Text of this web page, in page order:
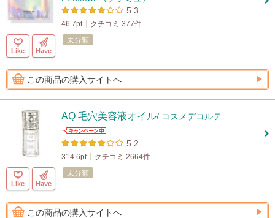
5.3
46.7pt クチコミ 377件
Like Have
未分類
この商品の購入サイトへ
AQ 毛穴美容液オイル/ コスメデコルテ
5.2
314.6pt クチコミ 2664件
Like Have
未分類
この商品の購入サイトへ